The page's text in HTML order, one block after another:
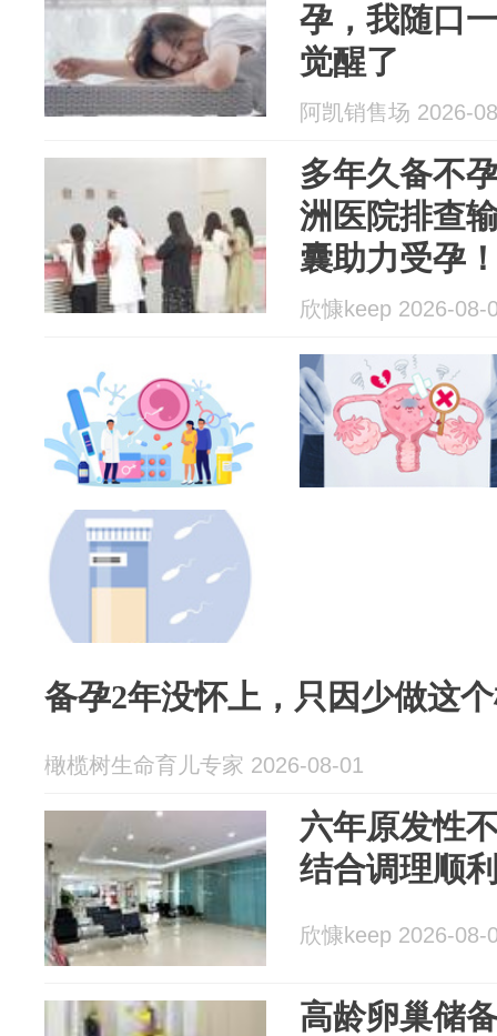
孕，我随口
觉醒了
阿凯销售场 2026-
多年久备不
洲医院排查
囊助力受孕
欣慷keep 2026-08-
备孕2年没怀上，只因少做这
橄榄树生命育儿专家 2026-08-01
六年原发性
结合调理顺
欣慷keep 2026-08-
高龄卵巢储